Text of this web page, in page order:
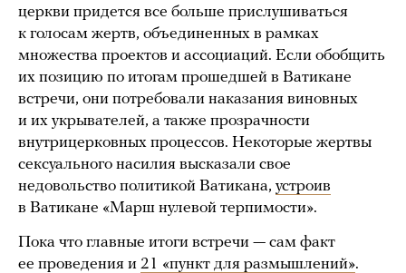
церкви придется все больше прислушиваться
к голосам жертв, объединенных в рамках
множества проектов и ассоциаций. Если обобщить
их позицию по итогам прошедшей в Ватикане
встречи, они потребовали наказания виновных
и их укрывателей, а также прозрачности
внутрицерковных процессов. Некоторые жертвы
сексуального насилия высказали свое
недовольство политикой Ватикана, устроив
в Ватикане «Марш нулевой терпимости».
Пока что главные итоги встречи — сам факт
ее проведения и 21 «пункт для размышлений».